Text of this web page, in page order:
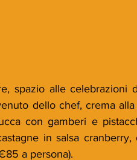
spazio alle celebrazioni
dello chef, crema
con gamberi e
in salsa
a persona).